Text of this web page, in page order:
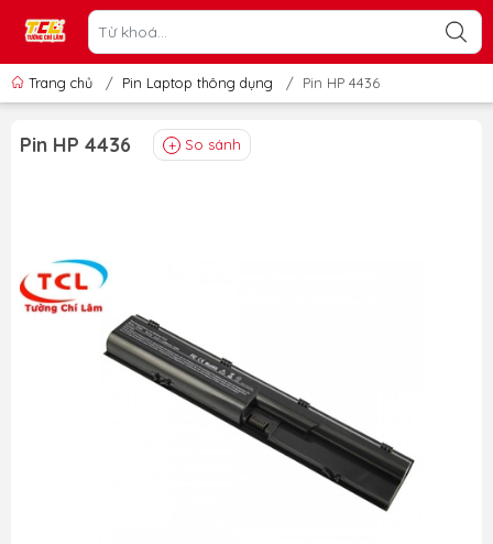
Trang chủ / Pin Laptop thông dụng / Pin HP 4436
Pin HP 4436 So sánh